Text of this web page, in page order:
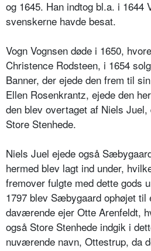
og 1645. Han indtog bl.a. i 1644
svenskerne havde besat.
Vogn Vognsen døde i 1650,
Christence Rodsteen, i 1654
Banner, der ejede den frem til
Ellen Rosenkrantz, ejede den
den blev overtaget af Niels Juel,
Store Stenhede.
Niels Juel ejede også
hermed blev lagt ind under,
fremover fulgte med dette gods
1797 blev Sæbygaard ophøjet til
daværende ejer Otte Arenfeldt,
også Store Stenhede indgik i
nuværende navn, Ottestrup, da